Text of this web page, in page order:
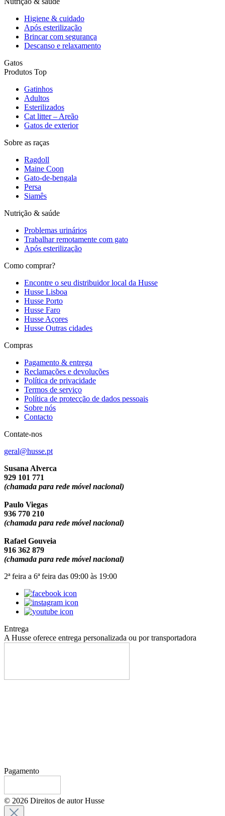
Higiene & cuidado
Após esterilização
Brincar com segurança
Descanso e relaxamento
Gatos
Produtos Top
Gatinhos
Adultos
Esterilizados
Cat litter – Areão
Gatos de exterior
Sobre as raças
Ragdoll
Maine Coon
Gato-de-bengala
Persa
Siamês
Nutrição & saúde
Problemas urinários
Trabalhar remotamente com gato
Após esterilização
Como comprar?
Encontre o seu distribuidor local da Husse
Husse Lisboa
Husse Porto
Husse Faro
Husse Açores
Husse Outras cidades
Compras
Pagamento & entrega
Reclamações e devoluções
Política de privacidade
Termos de serviço
Política de protecção de dados pessoais
Sobre nós
Contacto
Contate-nos
geral@husse.pt
Susana Alverca
929 101 771
(chamada para rede móvel nacional)
Paulo Viegas
936 770 210
(chamada para rede móvel nacional)
Rafael Gouveia
916 362 879
(chamada para rede móvel nacional)
2ª feira a 6ª feira das 09:00 às 19:00
Entrega
A Husse oferece entrega personalizada ou por transportadora
Pagamento
© 2026 Direitos de autor Husse